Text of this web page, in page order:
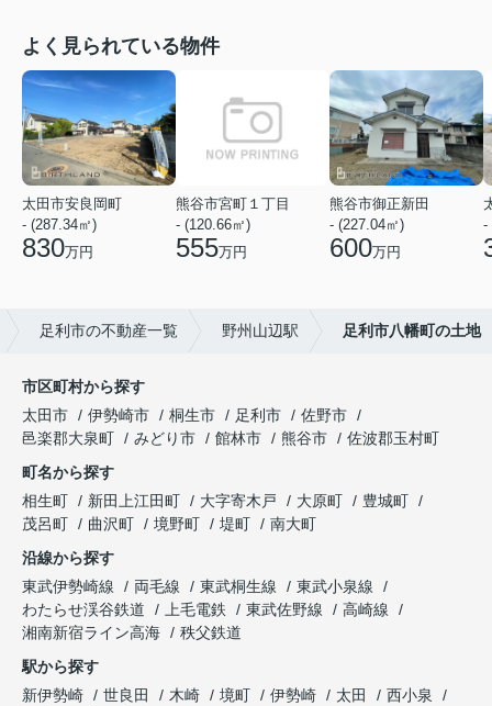
よく見られている物件
太田市安良岡町
- (287.34㎡)
830万円
熊谷市宮町１丁目
- (120.66㎡)
555万円
熊谷市御正新田
- (227.04㎡)
600万円
-
足利市の不動産一覧 野州山辺駅 足利市八幡町の土地
市区町村から探す
太田市
伊勢崎市 桐生市 足利市
佐野市
邑楽郡大泉町
みどり市 館林市 熊谷市
佐波郡玉村町
町名から探す
相生町
新田上江田町 大字寄木戸 大原町
豊城町
茂呂町
曲沢町 境野町 堤町
南大町
沿線から探す
東武伊勢崎線
両毛線 東武桐生線
東武小泉線
わたらせ渓谷鉄道
上毛電鉄 東武佐野線
高崎線
湘南新宿ライン高海
秩父鉄道
駅から探す
新伊勢崎
世良田 木崎 境町 伊勢崎 太田
西小泉